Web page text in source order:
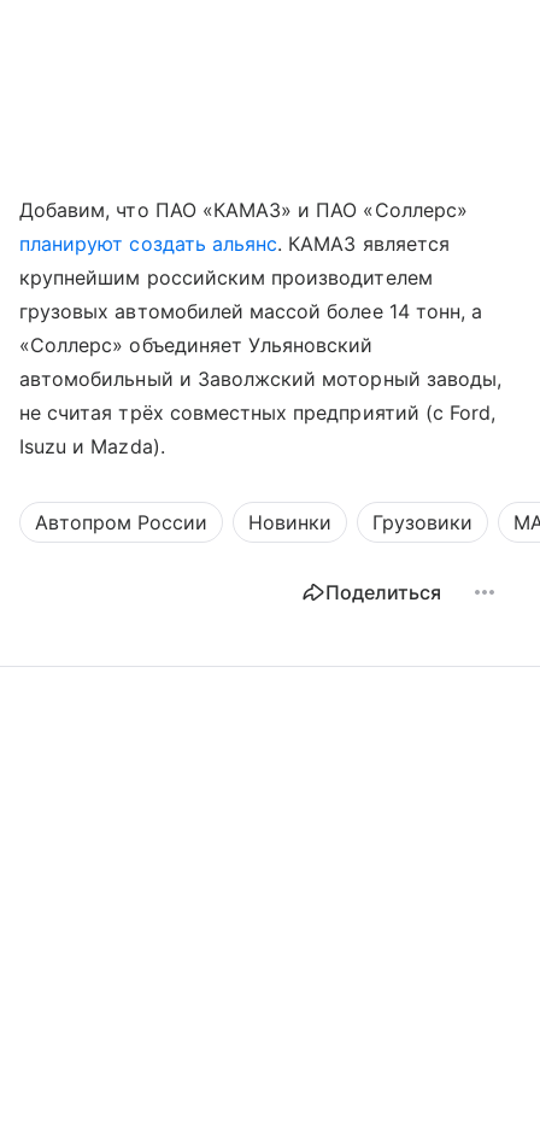
Добавим, что ПАО «КАМАЗ» и ПАО «Соллерс»
планируют создать альянс. КАМАЗ является
крупнейшим российским производителем
грузовых автомобилей массой более 14 тонн, а
«Соллерс» объединяет Ульяновский
автомобильный и Заволжский моторный заводы,
не считая трёх совместных предприятий (с Ford,
Isuzu и Mazda).
Автопром России Новинки Грузовики
Поделиться